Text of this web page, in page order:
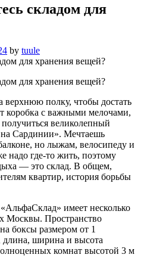
складом для
by tuule
полку, чтобы достать
коробка с важными мелочами,
великолепный
Сардинии». Мечтаешь
но лыжам, велосипеду и
надо где-то жить, поэтому
— это склад. В общем,
квартир, история борьбы
имеет несколько
Москвы. Пространство
боксы размером от 1
длина, ширина и высота
комнат высотой 3 м